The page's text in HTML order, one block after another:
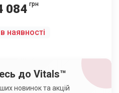
084 грн
наявності
до Vitals™
новинок та акцій